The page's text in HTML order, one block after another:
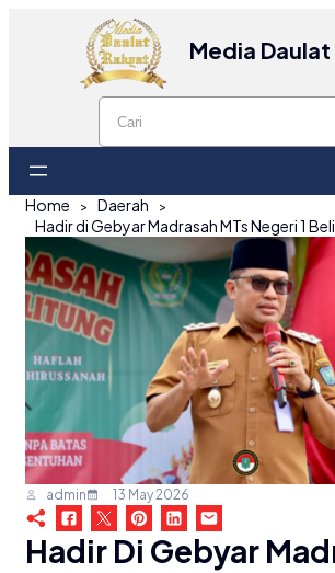
Media
Home
Daerah
admin 13 May 2026
Hadir Di Gebyar